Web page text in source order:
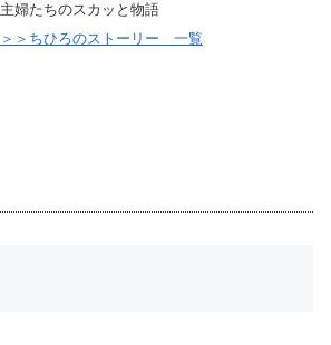
主婦たちのスカッと物語
＞＞ちひろのストーリー 一覧